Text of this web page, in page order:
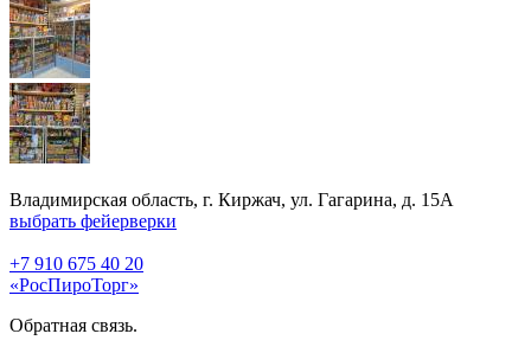
Владимирская область, г. Киржач, ул. Гагарина, д. 15А
выбрать фейерверки
+7 910 675 40 20
«РосПироТорг»
Обратная связь.